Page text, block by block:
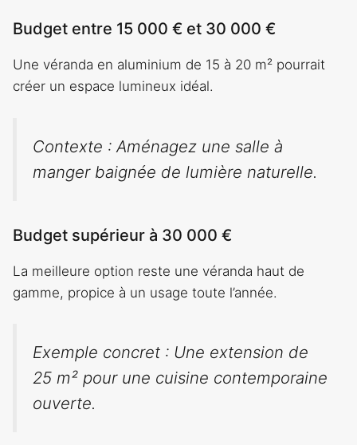
Budget entre 15 000 € et 30 000 €
Une véranda en aluminium de 15 à 20 m² pourrait
créer un espace lumineux idéal.
Contexte : Aménagez une salle à
manger baignée de lumière naturelle.
Budget supérieur à 30 000 €
La meilleure option reste une véranda haut de
gamme, propice à un usage toute l’année.
Exemple concret : Une extension de
25 m² pour une cuisine contemporaine
ouverte.